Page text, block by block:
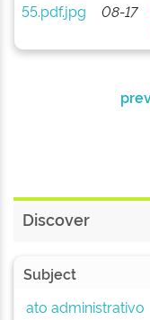
08-17
Discover
Subject
ato administrativo